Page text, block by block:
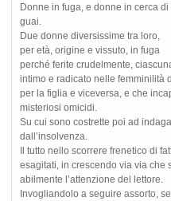
Donne in fuga, e donne in cerca di
guai.
Due donne diversissime tra loro,
per età, origine e vissuto, in fuga
perché ferite crudelmente,
intimo e radicato nelle femminilità
per la figlia e viceversa, e che
misteriosi omicidi.
Su cui sono costrette poi ad
dall’insolvenza.
Il tutto nello scorrere frenetico di
esagitati, in crescendo via via che
abilmente l’attenzione del lettore.
Invogliandolo a seguire assorto,